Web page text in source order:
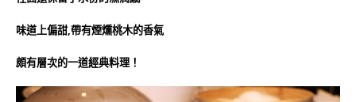
味道上偏甜,帶有煙燻桃木的香氣
頗有層次的一道經典料理！